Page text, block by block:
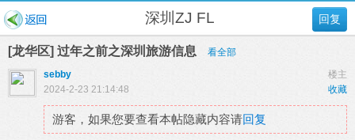
回复
深圳ZJ FL
[龙华区] 过年之前之深圳旅游信息
看全部
楼主
sebby
收藏
2024-2-23 21:14:48
游客，如果您要查看本帖隐藏内容请回复